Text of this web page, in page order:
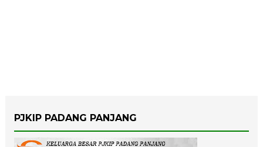
PJKIP PADANG PANJANG